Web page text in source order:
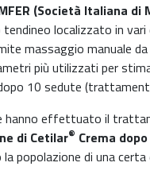
(Società Italiana
localizzato in
massaggio manuale
più utilizzati per
10 sedute
effettuato il
di Cetilar® Crema
popolazione di una